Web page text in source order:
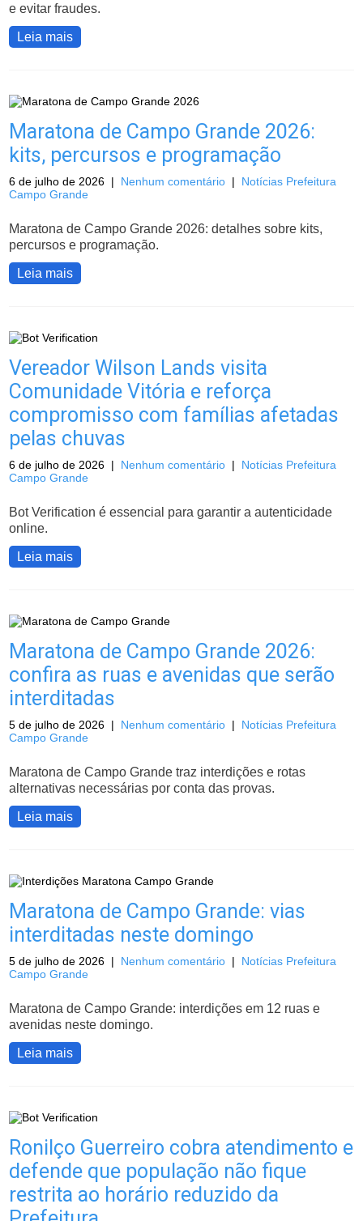
e evitar fraudes.
Leia mais
Maratona de Campo Grande 2026:
kits, percursos e programação
6 de julho de 2026 | Nenhum comentário | Notícias Prefeitura
Campo Grande
Maratona de Campo Grande 2026: detalhes sobre kits,
percursos e programação.
Leia mais
Vereador Wilson Lands visita
Comunidade Vitória e reforça
compromisso com famílias afetadas
pelas chuvas
6 de julho de 2026 | Nenhum comentário | Notícias Prefeitura
Campo Grande
Bot Verification é essencial para garantir a autenticidade
online.
Leia mais
Maratona de Campo Grande 2026:
confira as ruas e avenidas que serão
interditadas
5 de julho de 2026 | Nenhum comentário | Notícias Prefeitura
Campo Grande
Maratona de Campo Grande traz interdições e rotas
alternativas necessárias por conta das provas.
Leia mais
Maratona de Campo Grande: vias
interditadas neste domingo
5 de julho de 2026 | Nenhum comentário | Notícias Prefeitura
Campo Grande
Maratona de Campo Grande: interdições em 12 ruas e
avenidas neste domingo.
Leia mais
Ronilço Guerreiro cobra atendimento e
defende que população não fique
restrita ao horário reduzido da